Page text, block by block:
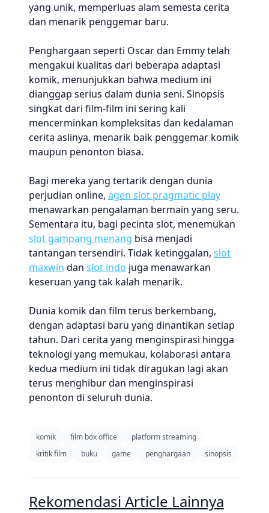
yang unik, memperluas alam semesta cerita
dan menarik penggemar baru.
Penghargaan seperti Oscar dan Emmy telah
mengakui kualitas dari beberapa adaptasi
komik, menunjukkan bahwa medium ini
dianggap serius dalam dunia seni. Sinopsis
singkat dari film-film ini sering kali
mencerminkan kompleksitas dan kedalaman
cerita aslinya, menarik baik penggemar komik
maupun penonton biasa.
Bagi mereka yang tertarik dengan dunia
perjudian online, agen slot pragmatic play
menawarkan pengalaman bermain yang seru.
Sementara itu, bagi pecinta slot, menemukan
slot gampang menang bisa menjadi
tantangan tersendiri. Tidak ketinggalan, slot
maxwin dan slot indo juga menawarkan
keseruan yang tak kalah menarik.
Dunia komik dan film terus berkembang,
dengan adaptasi baru yang dinantikan setiap
tahun. Dari cerita yang menginspirasi hingga
teknologi yang memukau, kolaborasi antara
kedua medium ini tidak diragukan lagi akan
terus menghibur dan menginspirasi
penonton di seluruh dunia.
komik film box office
platform streaming
kritik film
buku game penghargaan sinopsis
Rekomendasi Article Lainnya